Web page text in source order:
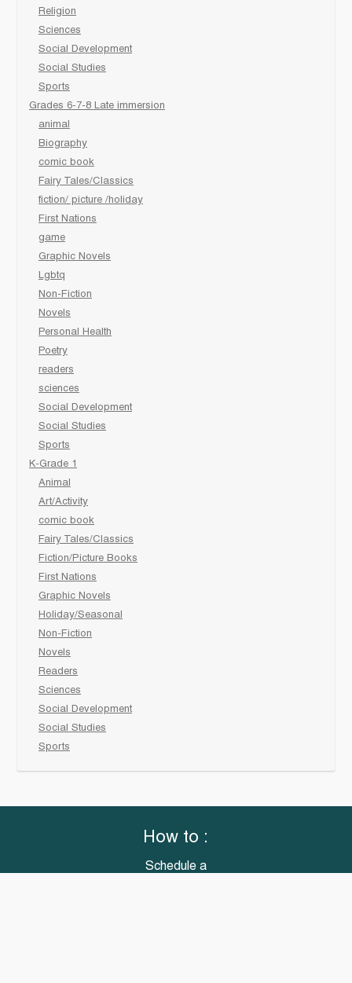
Religion
Sciences
Social Development
Social Studies
Sports
Grades 6-7-8 Late immersion
animal
Biography
comic book
Fairy Tales/Classics
fiction/ picture /holiday
First Nations
game
Graphic Novels
Lgbtq
Non-Fiction
Novels
Personal Health
Poetry
readers
sciences
Social Development
Social Studies
Sports
K-Grade 1
Animal
Art/Activity
comic book
Fairy Tales/Classics
Fiction/Picture Books
First Nations
Graphic Novels
Holiday/Seasonal
Non-Fiction
Novels
Readers
Sciences
Social Development
Social Studies
Sports
How to :
Schedule a